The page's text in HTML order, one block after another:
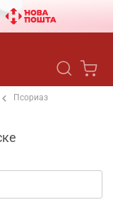
Псориаз